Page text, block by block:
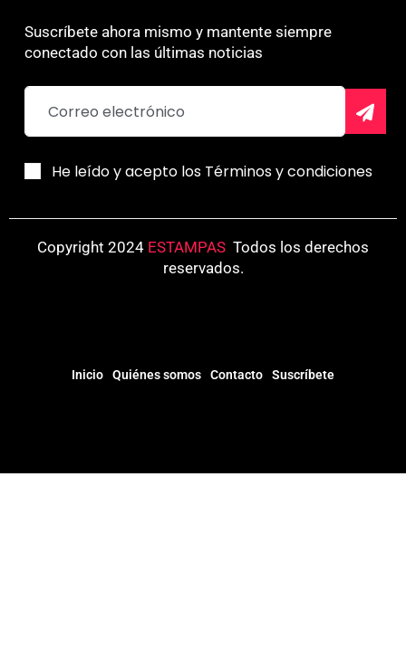
Suscríbete ahora mismo y mantente siempre
conectado con las últimas noticias
He leído y acepto los Términos y condiciones
Copyright 2024 ESTAMPAS Todos los derechos
reservados.
Inicio Quiénes somos Contacto Suscríbete